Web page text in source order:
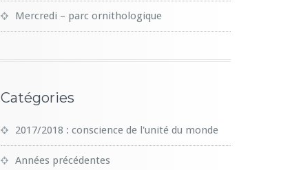
Mercredi – parc ornithologique
Catégories
2017/2018 : conscience de l'unité du monde
Années précédentes